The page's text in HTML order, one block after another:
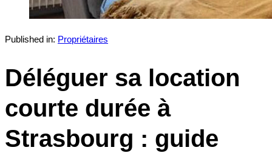
Published in: Propriétaires
Déléguer sa location
courte durée à
Strasbourg : guide